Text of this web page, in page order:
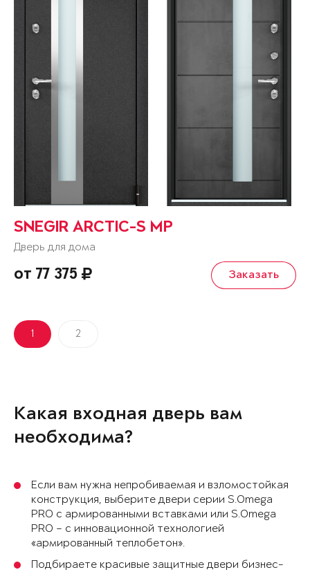
SNEGIR ARCTIC-S MP
Дверь для дома
от 77 375 Заказать
1 2
Какая входная дверь вам
необходима?
Если вам нужна непробиваемая и взломостойкая
конструкция, выберите двери серии S.Omega
PRO с армированными вставками или S.Omega
PRO – с инновационной технологией
«армированный теплобетон».
Подбираете красивые защитные двери бизнес-